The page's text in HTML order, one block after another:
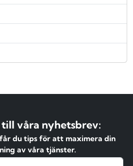
våra nyhetsbrev:
du tips för att maximera din
av våra tjänster.